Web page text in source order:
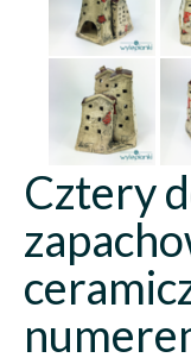
Cztery